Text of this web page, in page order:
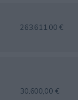
263.611,00 €
30.600,00 €